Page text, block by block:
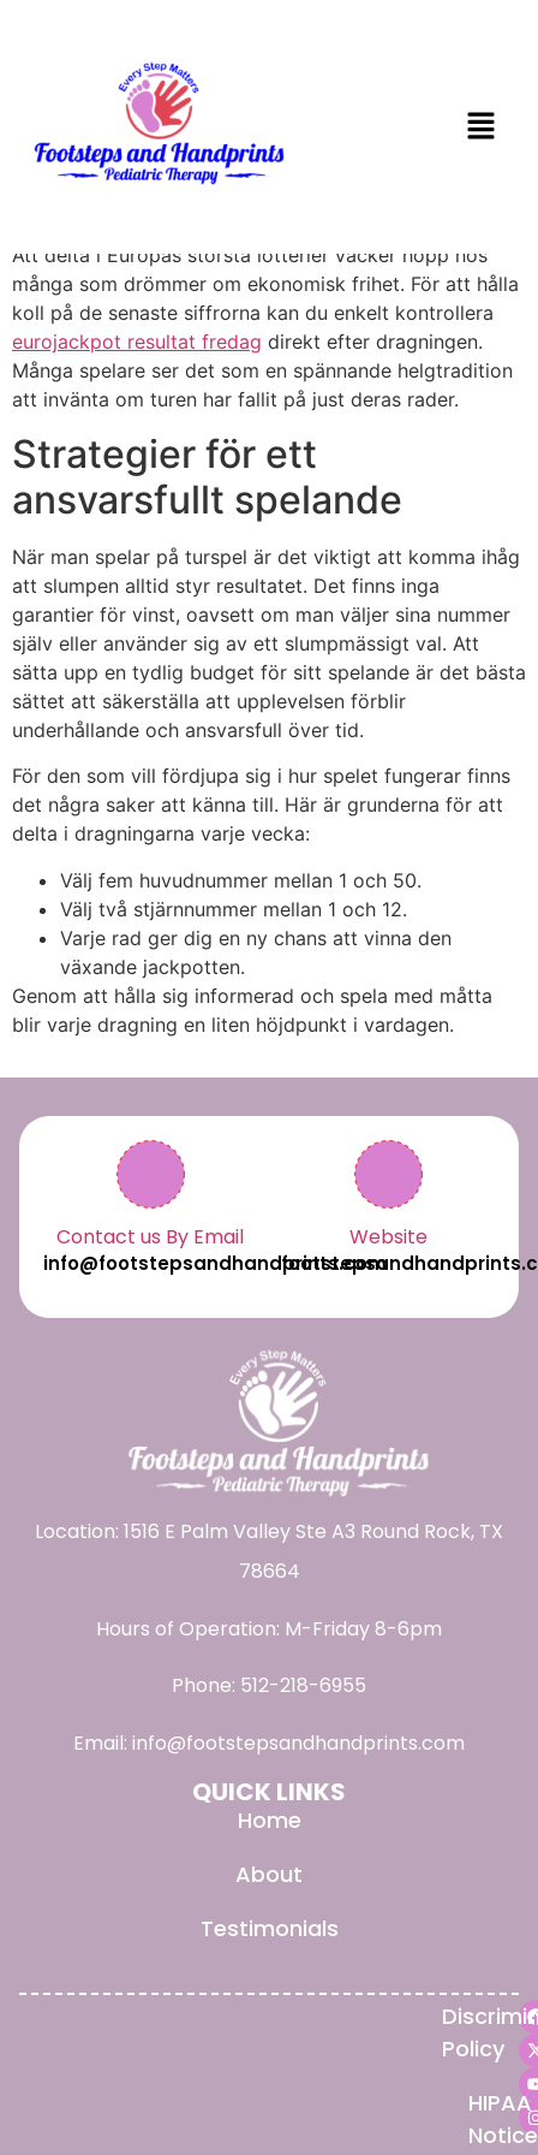
Drömmen om
storvinsten i
Eurojackpot
Att delta i Europas största lotterier väcker hopp hos
många som drömmer om ekonomisk frihet. För att hålla
koll på de senaste siffrorna kan du enkelt kontrollera
eurojackpot resultat fredag direkt efter dragningen.
Många spelare ser det som en spännande helgtradition
att invänta om turen har fallit på just deras rader.
Strategier för ett
ansvarsfullt spelande
När man spelar på turspel är det viktigt att komma ihåg
att slumpen alltid styr resultatet. Det finns inga
garantier för vinst, oavsett om man väljer sina nummer
själv eller använder sig av ett slumpmässigt val. Att
sätta upp en tydlig budget för sitt spelande är det bästa
sättet att säkerställa att upplevelsen förblir
underhållande och ansvarsfull över tid.
För den som vill fördjupa sig i hur spelet fungerar finns
det några saker att känna till. Här är grunderna för att
delta i dragningarna varje vecka:
Välj fem huvudnummer mellan 1 och 50.
Välj två stjärnnummer mellan 1 och 12.
Varje rad ger dig en ny chans att vinna den
växande jackpotten.
Genom att hålla sig informerad och spela med måtta
blir varje dragning en liten höjdpunkt i vardagen.
Contact us By Email
info@footstepsandhandprints.com
Website
Location: 1516 E Palm Valley Ste A3 Round Rock, TX
78664
Hours of Operation: M-Friday 8-6pm
Phone: 512-218-6955
Email: info@footstepsandhandprints.com
QUICK LINKS
Home
About
Testimonials
Policy
HIPAA